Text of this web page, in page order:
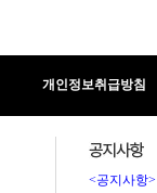
개인정보취급방침
<공지사항